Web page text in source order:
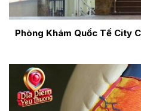
Phòng Khám Quốc Tế City